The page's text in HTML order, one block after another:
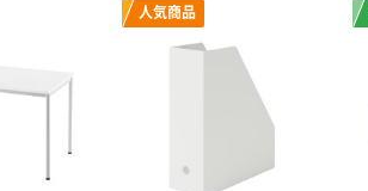
人気商品